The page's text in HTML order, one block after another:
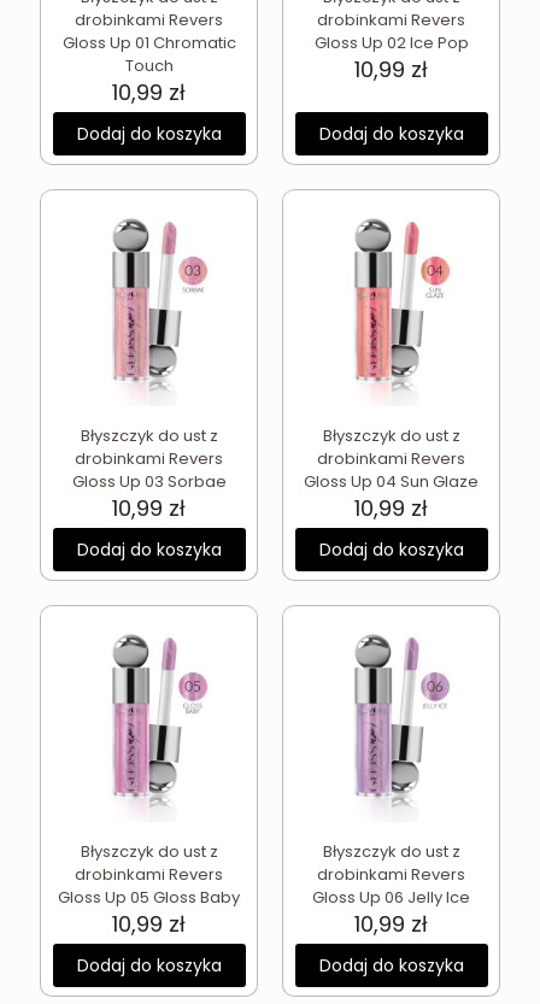
drobinkami Revers
Gloss Up 01 Chromatic
Touch
10,99 zł
Dodaj do koszyka
drobinkami Revers
Gloss Up 02 Ice Pop
10,99 zł
Dodaj do koszyka
Błyszczyk do ust z
drobinkami Revers
Gloss Up 03 Sorbae
10,99 zł
Dodaj do koszyka
Błyszczyk do ust z
drobinkami Revers
Gloss Up 04 Sun Glaze
10,99 zł
Dodaj do koszyka
Błyszczyk do ust z
drobinkami Revers
Gloss Up 05 Gloss Baby
10,99 zł
Dodaj do koszyka
Błyszczyk do ust z
drobinkami Revers
Gloss Up 06 Jelly Ice
10,99 zł
Dodaj do koszyka